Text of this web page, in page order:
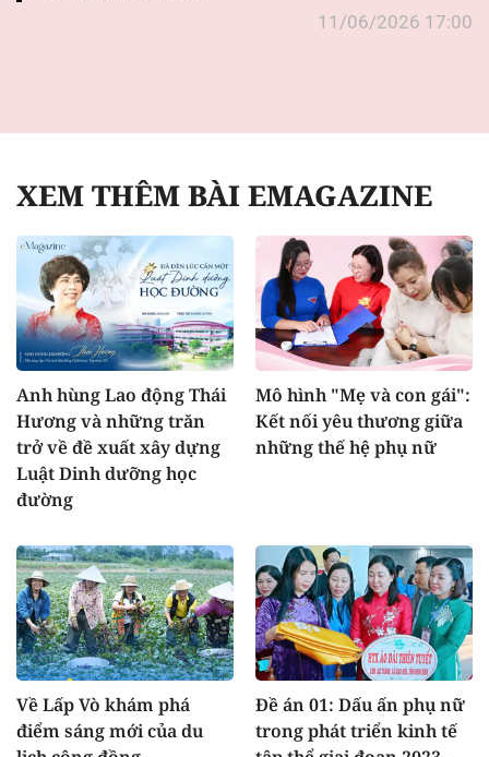
11/06/2026 17:00
XEM THÊM BÀI EMAGAZINE
Anh hùng Lao động Thái
Hương và những trăn
trở về đề xuất xây dựng
Luật Dinh dưỡng học
đường
Mô hình "Mẹ và con gái":
Kết nối yêu thương giữa
những thế hệ phụ nữ
Về Lấp Vò khám phá
điểm sáng mới của du
Đề án 01: Dấu ấn phụ nữ
trong phát triển kinh tế